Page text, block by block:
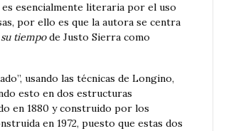
esencialmente literaria por el uso
por ello es que la autora se centra
tiempode Justo Sierra como
usando las técnicas de Longino,
esto en dos estructuras
en 1880 y construido por los
en 1972, puesto que estas dos